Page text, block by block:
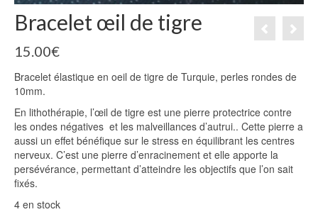
Bracelet œil de tigre
15.00€
Bracelet élastique en oeil de tigre de Turquie, perles rondes de
10mm.
En lithothérapie, l’œil de tigre est une pierre protectrice contre
les ondes négatives et les malveillances d’autrui.. Cette pierre a
aussi un effet bénéfique sur le stress en équilibrant les centres
nerveux. C’est une pierre d’enracinement et elle apporte la
persévérance, permettant d’atteindre les objectifs que l’on sait
fixés.
4 en stock